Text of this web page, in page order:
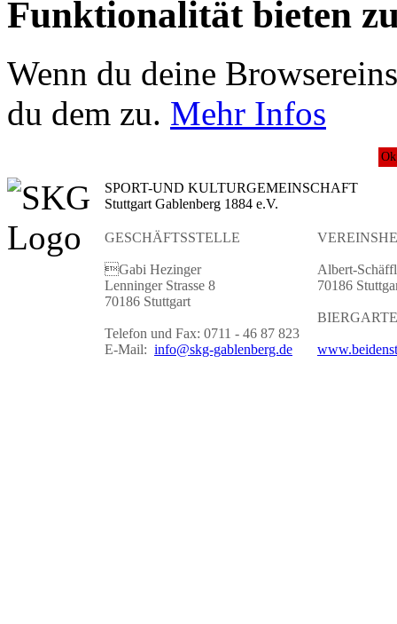
Funktionalität bieten
Wenn du deine
du dem zu. Mehr Infos
SPORT-UND KULTURGEMEINSCHAFT
Stuttgart Gablenberg 1884 e.V.
GESCHÄFTSSTELLE
Gabi Hezinger
Lenninger Strasse 8
70186 Stuttgart
Telefon und Fax: 0711 - 46 87 823
E-Mail: info@skg-gablenberg.de
Albert-
70186